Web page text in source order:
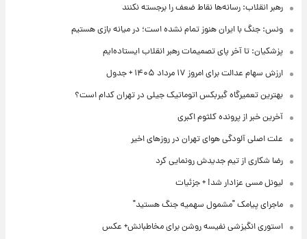
رهبر انقلاب: رسانه‌ها نقاط ضعف را برجسته نکنند
ونس: جنگ با ایران هنوز تمام نشده است؛ در میانه بازی هستیم
پزشکیان: تا آخر پای تصمیمات رهبر انقلاب ایستاده‌ایم
ارزش سهام عدالت برای امروز ۱۷ مرداد ۱۴۰۵ + جدول
بهترین تعمیرگاه گیربکس اتوماتیک جیلی در تهران کدام است؟
آخرین خبر از پرونده کلثوم اکبری
علت اصلی آلودگی هوای تهران در روزهای اخیر
رضا شکاری از تیم جدیدش رونمایی کرد
لیونل مسی عزادار شد! + جزئیات
ماجرای پیامک "مشمول سهمیه جنگ هستید"
استوری انگیزشی نفیسه روشن برای مخاطبانش+ عکس